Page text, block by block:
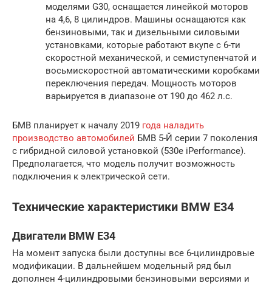
моделями G30, оснащается линейкой моторов
на 4,6, 8 цилиндров. Машины оснащаются как
бензиновыми, так и дизельными силовыми
установками, которые работают вкупе с 6-ти
скоростной механической, и семиступенчатой и
восьмискоростной автоматическими коробками
переключения передач. Мощность моторов
варьируется в диапазоне от 190 до 462 л.с.
БМВ планирует к началу 2019 года наладить
производство автомобилей БМВ 5-Й серии 7 поколения
с гибридной силовой установкой (530e iPerformance).
Предполагается, что модель получит возможность
подключения к электрической сети.
Технические характеристики BMW E34
Двигатели BMW E34
На момент запуска были доступны все 6-цилиндровые
модификации. В дальнейшем модельный ряд был
дополнен 4-цилиндровыми бензиновыми версиями и